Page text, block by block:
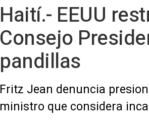
Haití.- EEUU
Consejo
pandillas
Fritz Jean denuncia
ministro que considera